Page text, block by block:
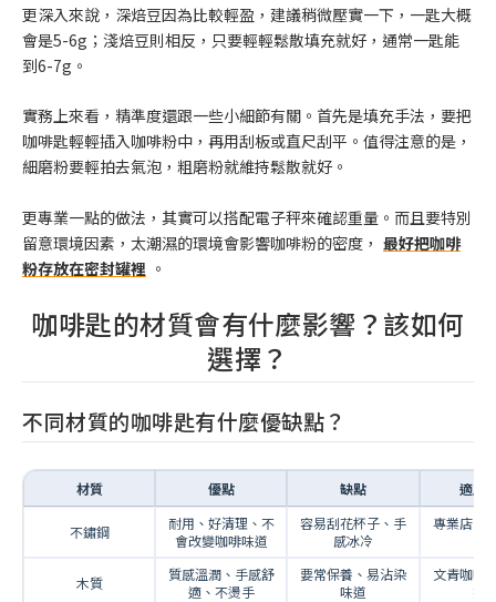
更深入來說，深焙豆因為比較輕盈，建議稍微壓實一下，一匙大概
會是5-6g；淺焙豆則相反，只要輕輕鬆散填充就好，通常一匙能
到6-7g。
實務上來看，精準度還跟一些小細節有關。首先是填充手法，要把
咖啡匙輕輕插入咖啡粉中，再用刮板或直尺刮平。值得注意的是，
細磨粉要輕拍去氣泡，粗磨粉就維持鬆散就好。
更專業一點的做法，其實可以搭配電子秤來確認重量。而且要特別
留意環境因素，太潮濕的環境會影響咖啡粉的密度， 最好把咖啡
粉存放在密封罐裡 。
咖啡匙的材質會有什麼影響？該如何
選擇？
不同材質的咖啡匙有什麼優缺點？
材質 優點 缺點 適用
不鏽鋼
耐用、好清理、不
會改變咖啡味道
容易刮花杯子、手
感冰冷
專業店家
木質
質感溫潤、手感舒
適、不燙手
要常保養、易沾染
味道
文青咖啡
擺